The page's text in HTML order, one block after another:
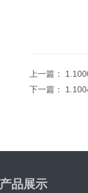
上一篇：
下一篇：
产品展示